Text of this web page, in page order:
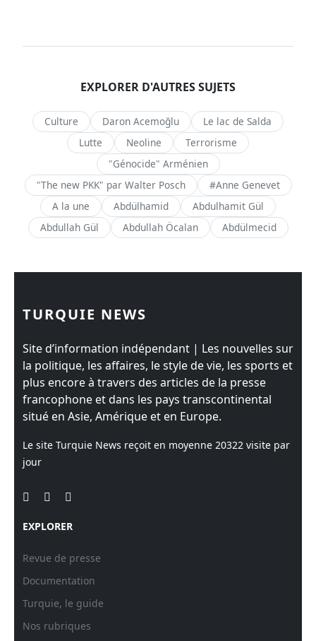
EXPLORER D'AUTRES SUJETS
Culture Daron Acemoğlu
Le lac de Salda
Lutte
Neoline
Terrorisme
"Génocide" Arménien
"The new PKK" par Walter Posch
#Anne Genevet
A la une
Abdülhamid
Abdulhamit Gül
Abdullah Gül
Abdullah Öcalan Abdülmecid
TURQUIE NEWS
Site d’information indépendant | Les nouvelles sur
la politique, les affaires, le style de vie, les sports et
plus encore à travers des articles de la presse
francophone et dans les pays transcontinental
situé en Asie, Amérique et en Europe.
Le site Turquie News reçoit en moyenne 20322 visite par
jour
EXPLORER
Revue de presse
Documentation
Turquie, le guide
Nos rubriques